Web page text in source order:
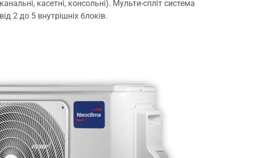
ці
така сама,
канальні, касетні, консольні). Мульти-спліт система
2 до 5 внутрішніх блоків.